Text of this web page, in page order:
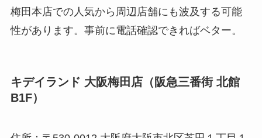
梅田本店での人気から周辺店舗にも波及する可能
性があります。事前に電話確認できればベター。
キデイランド 大阪梅田店（阪急三番街 北館
B1F）